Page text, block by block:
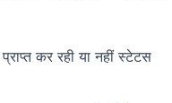
कर रही या नहीं स्टेटस